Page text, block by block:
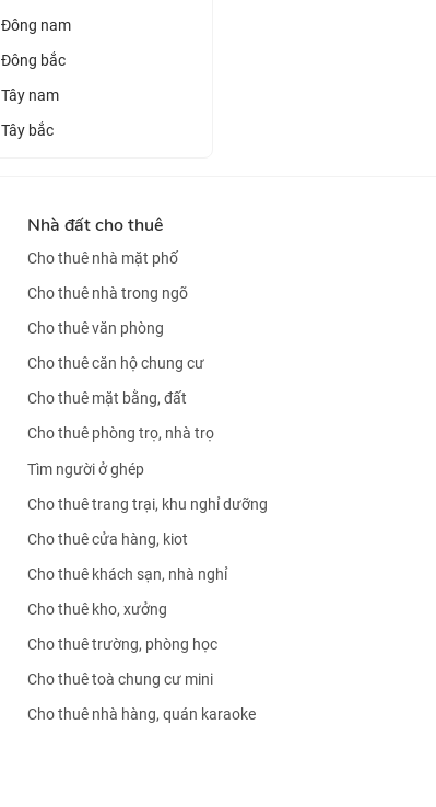
Đông nam
Đông bắc
Tây nam
Tây bắc
Nhà đất cho thuê
Cho thuê nhà mặt phố
Cho thuê nhà trong ngõ
Cho thuê văn phòng
Cho thuê căn hộ chung cư
Cho thuê mặt bằng, đất
Cho thuê phòng trọ, nhà trọ
Tìm người ở ghép
Cho thuê trang trại, khu nghỉ dưỡng
Cho thuê cửa hàng, kiot
Cho thuê khách sạn, nhà nghỉ
Cho thuê kho, xưởng
Cho thuê trường, phòng học
Cho thuê toà chung cư mini
Cho thuê nhà hàng, quán karaoke